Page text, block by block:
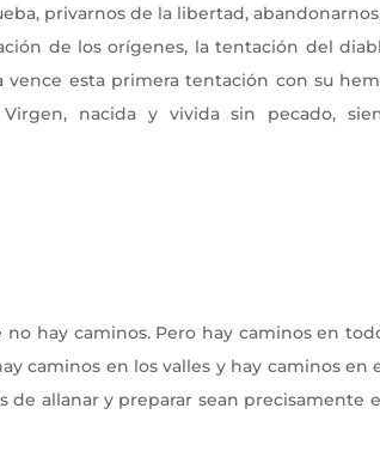
privarnos de la libertad,
de los orígenes, la tentación del
vence esta primera tentación con su
nacida y vivida sin pecado,
hay caminos. Pero hay caminos en
caminos en los valles y hay caminos en
de allanar y preparar sean precisamente